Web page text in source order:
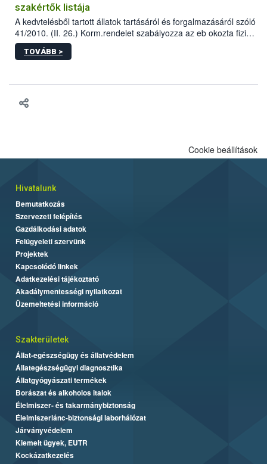
szakértők listája
A kedvtelésből tartott állatok tartásáról és forgalmazásáról szóló
41/2010. (II. 26.) Korm.rendelet szabályozza az eb okozta fizikai
sérülés, illetve ennek veszélye keletkezésekor felmerülő
hatósági feladatokat, valamint a veszélyes eb tartását és annak
TOVÁBB >
Cookie beállítások
Hivatalunk
Bemutatkozás
Szervezeti felépítés
Gazdálkodási adatok
Felügyeleti szervünk
Projektek
Kapcsolódó linkek
Adatkezelési tájékoztató
Akadálymentességi nyilatkozat
Üzemeltetési információ
Szakterületek
Állat-egészségügy és állatvédelem
Állategészségügyi diagnosztika
Állatgyógyászati termékek
Borászat és alkoholos italok
Élelmiszer- és takarmánybiztonság
Élelmiszerlánc-biztonsági laborhálózat
Járványvédelem
Kiemelt ügyek, EUTR
Kockázatkezelés